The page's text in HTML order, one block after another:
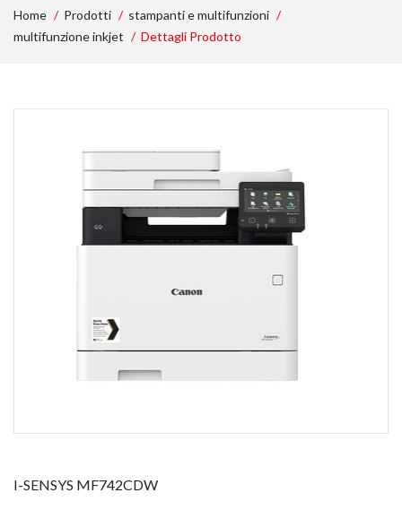
Home Prodotti
stampanti e multifunzioni
multifunzione inkjet
Dettagli Prodotto
I-SENSYS MF742CDW